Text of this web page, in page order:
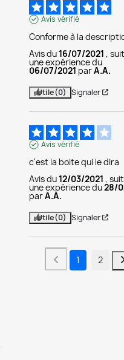
Avis vérifié
Conforme à la
Avis du16/07/2021 ,
une expérience du
06/07/2021 parA.A.
Utile(0) Signaler
Avis vérifié
c'est la boite qui le dira
Avis du12/03/2021 ,
une expérience du28/
parA.A.
Utile(0) Signaler
1 2